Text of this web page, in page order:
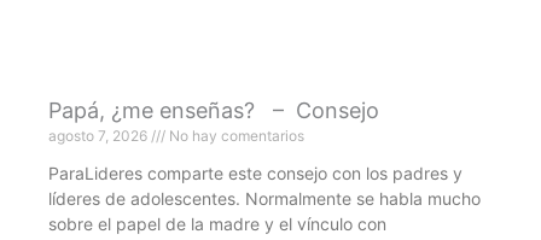
Papá, ¿me enseñas? – Consejo
agosto 7, 2026 No hay comentarios
ParaLideres comparte este consejo con los padres y
líderes de adolescentes. Normalmente se habla mucho
sobre el papel de la madre y el vínculo con